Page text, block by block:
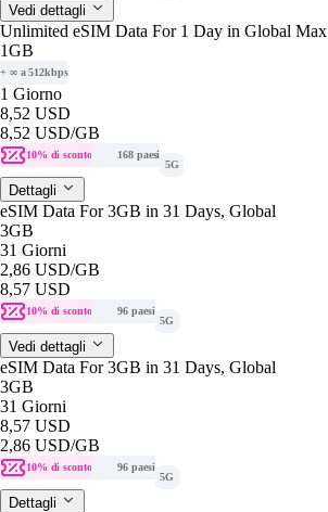
Vedi dettagli
Unlimited eSIM Data For 1 Day in Global Max
1GB
+ ∞ a 512kbps
1 Giorno
8,52 USD
8,52 USD/GB
10% di sconto
168 paesi
5G
Dettagli
eSIM Data For 3GB in 31 Days, Global
3GB
31 Giorni
2,86 USD/GB
8,57 USD
10% di sconto
96 paesi
5G
Vedi dettagli
eSIM Data For 3GB in 31 Days, Global
3GB
31 Giorni
8,57 USD
2,86 USD/GB
10% di sconto
96 paesi
5G
Dettagli